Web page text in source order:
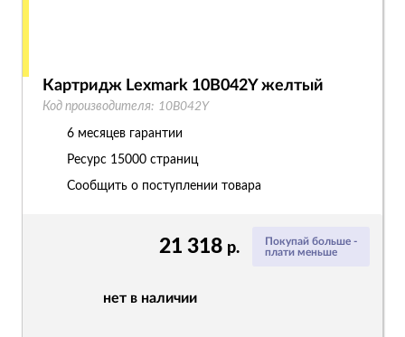
Покупай больше -
плати меньше
21 318 р.
нет в наличии
Картридж Lexmark 10B042Y желтый
Код производителя: 10B042Y
6 месяцев гарантии
Ресурс 15000 страниц
Сообщить о поступлении товара